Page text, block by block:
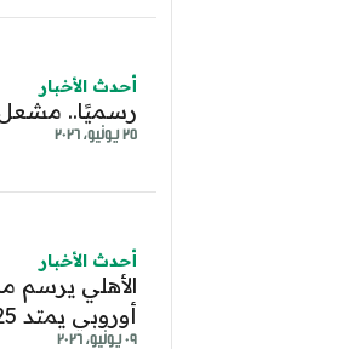
أحدث الأخبار
رسميًا.. مشعل
٢٥ يونيو، ٢٠٢٦
أحدث الأخبار
الأهلي يرسم
أوروبي يمتد 25 يومًا
٠٩ يونيو، ٢٠٢٦